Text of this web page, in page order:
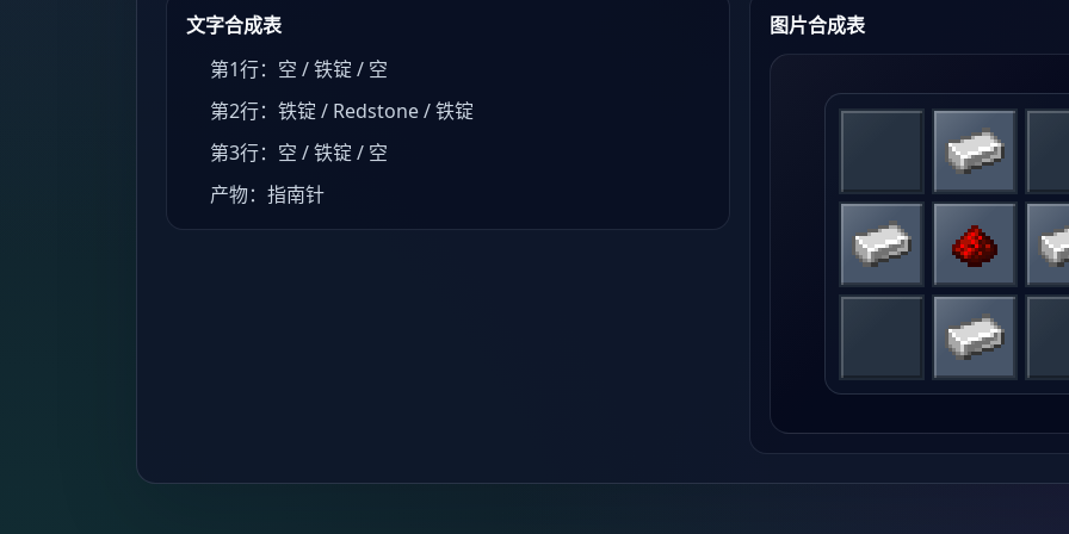
文字合成表
第1行：空 / 铁锭 / 空
第2行：铁锭 / Redstone / 铁锭
第3行：空 / 铁锭 / 空
产物：指南针
图片合成表